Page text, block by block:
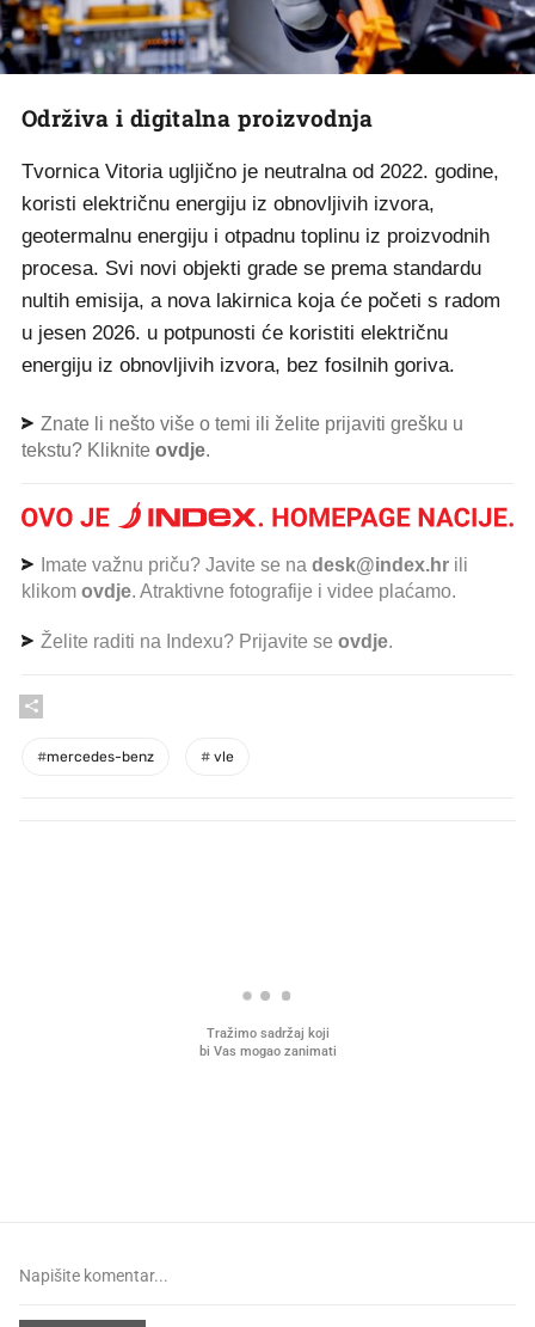
Održiva i digitalna proizvodnja
Tvornica Vitoria ugljično je neutralna od 2022. godine,
koristi električnu energiju iz obnovljivih izvora,
geotermalnu energiju i otpadnu toplinu iz proizvodnih
procesa. Svi novi objekti grade se prema standardu
nultih emisija, a nova lakirnica koja će početi s radom
u jesen 2026. u potpunosti će koristiti električnu
energiju iz obnovljivih izvora, bez fosilnih goriva.
Znate li nešto više o temi ili želite prijaviti grešku u
tekstu? Kliknite ovdje.
Imate važnu priču? Javite se na desk@index.hr ili
klikom ovdje. Atraktivne fotografije i videe plaćamo.
Želite raditi na Indexu? Prijavite se ovdje.
#mercedes-benz # vle